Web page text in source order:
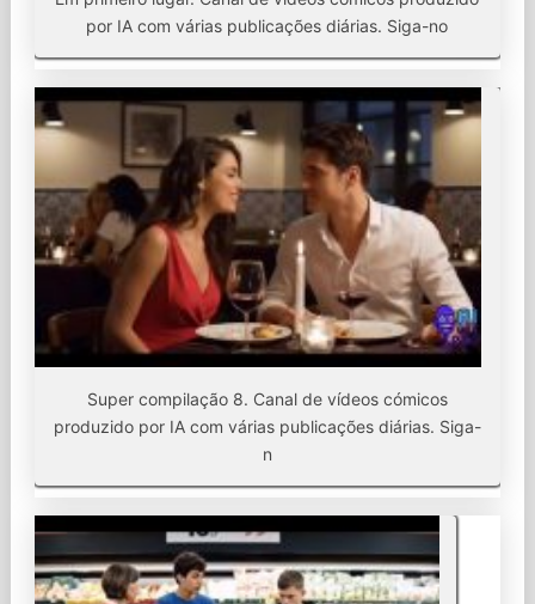
por IA com várias publicações diárias. Siga-no
Super compilação 8. Canal de vídeos cómicos
produzido por IA com várias publicações diárias. Siga-
n